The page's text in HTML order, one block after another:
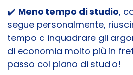
✔️ Meno tempo di studio,
segue personalmente,
tempo a inquadrare gli
di economia molto più in
passo col piano di studio!